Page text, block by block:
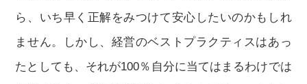
ら、いち早く正解をみつけて安心したいのかもしれ
ません。しかし、経営のベストプラクティスはあっ
たとしても、それが100％自分に当てはまるわけでは